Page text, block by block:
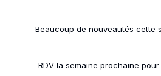
Beaucoup de nouveautés cette
RDV la semaine prochaine